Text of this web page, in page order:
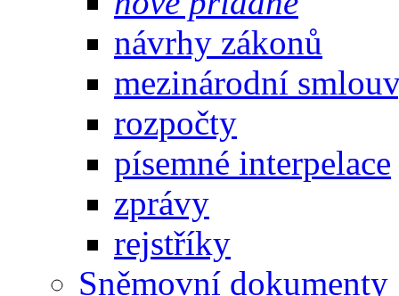
návrhy zákonů
mezinárodní
rozpočty
písemné interpelace
zprávy
rejstříky
Sněmovní dokumenty